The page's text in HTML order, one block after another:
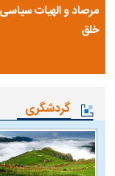
مرصاد و الهیات
خلق
گردشگری